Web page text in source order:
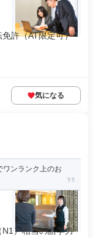
許（AT限定可）
気になる
ンランク上のお
）相当の語学力